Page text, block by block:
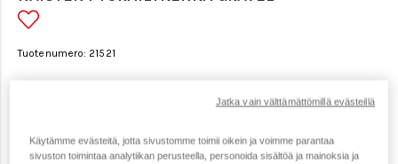
Tuotenumero: 21521
Käytämme evästeitä, jotta sivustomme toimii oikein ja voimme parantaa
sivuston toimintaa analytiikan perusteella, personoida sisältöä ja mainoksia ja
Jatka vain välttämättömillä evästeillä